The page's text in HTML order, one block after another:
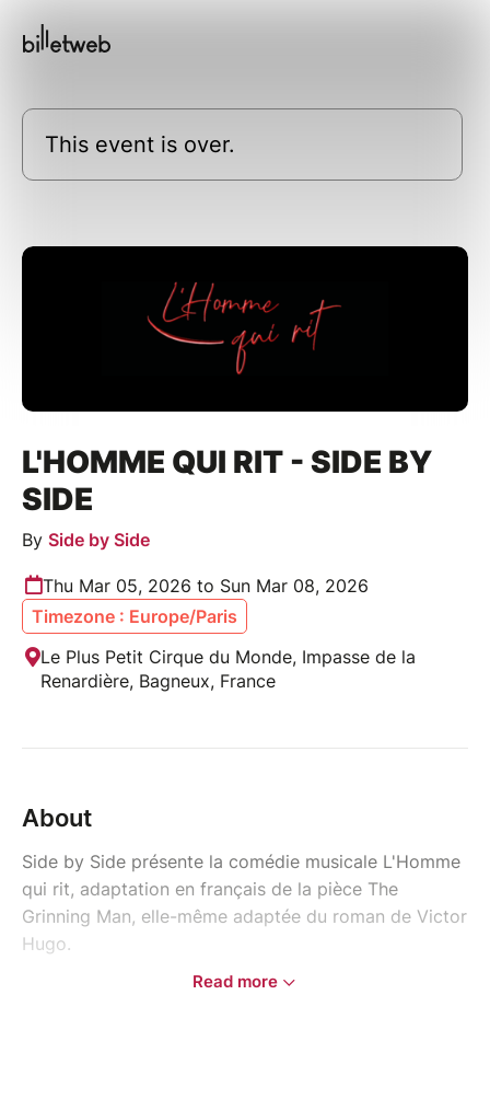
This event is over.
L'HOMME QUI RIT - SIDE BY
SIDE
By Side by Side
Thu Mar 05, 2026 to Sun Mar 08, 2026
Timezone : Europe/Paris
Le Plus Petit Cirque du Monde, Impasse de la
Renardière, Bagneux, France
About
Side by Side présente la comédie musicale L'Homme
qui rit, adaptation en français de la pièce The
Grinning Man, elle-même adaptée du roman de Victor
Hugo.
Read more